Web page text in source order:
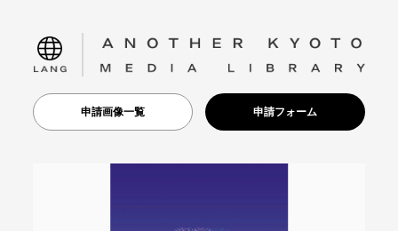
language
申請画像一覧 申請フォーム